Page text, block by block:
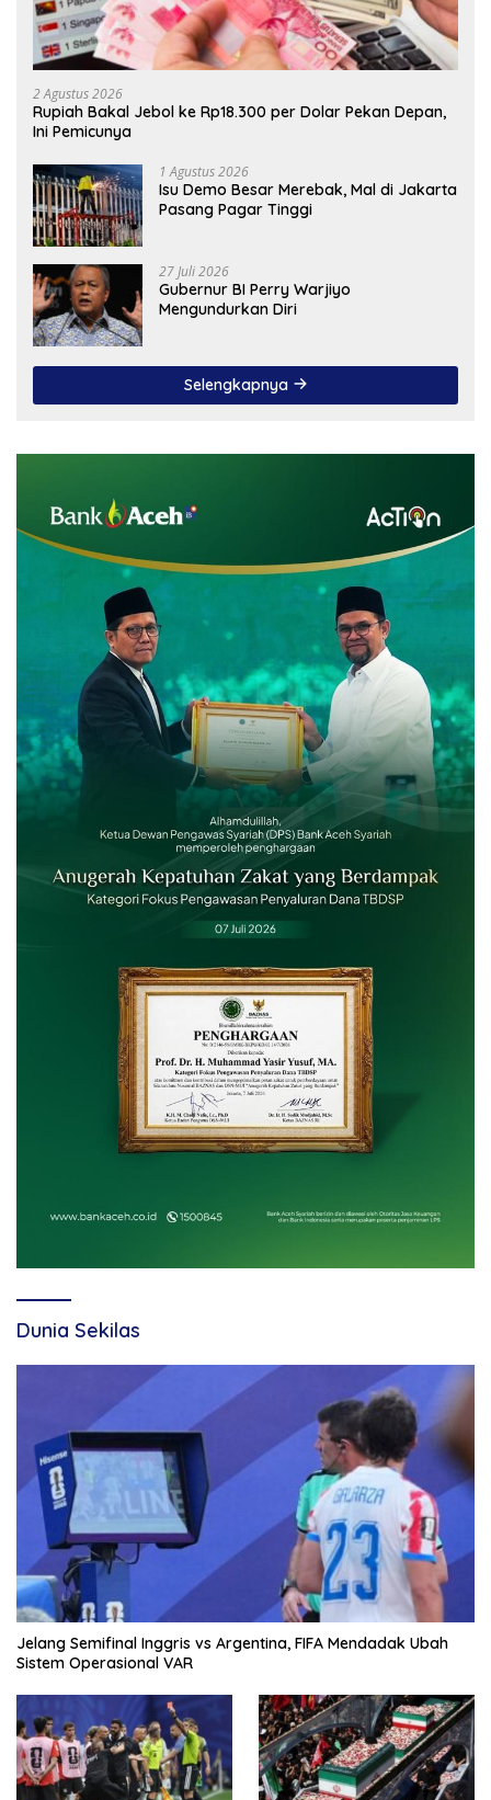
2 Agustus 2026
Rupiah Bakal Jebol ke Rp18.300 per Dolar Pekan Depan,
Ini Pemicunya
1 Agustus 2026
Isu Demo Besar Merebak, Mal di Jakarta
Pasang Pagar Tinggi
27 Juli 2026
Gubernur BI Perry Warjiyo
Mengundurkan Diri
Selengkapnya
Dunia Sekilas
Jelang Semifinal Inggris vs Argentina, FIFA Mendadak Ubah
Sistem Operasional VAR